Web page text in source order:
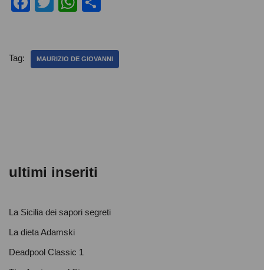
e
er s
di
Tag: MAURIZIO DE GIOVANNI
ultimi inseriti
La Sicilia dei sapori segreti
La dieta Adamski
Deadpool Classic 1